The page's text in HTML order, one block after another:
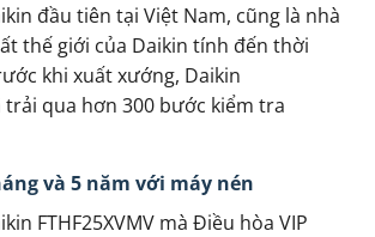
đầu tiên tại Việt Nam, cũng là nhà
thế giới của Daikin tính đến thời
khi xuất xướng, Daikin
trải qua hơn 300 bước kiểm tra
và 5 năm với máy nén
FTHF25XVMV mà Điều hòa VIP